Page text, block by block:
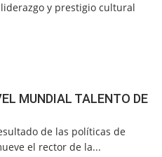
y prestigio cultural
MUNDIAL TALENTO DE
de las políticas de
el rector de la...